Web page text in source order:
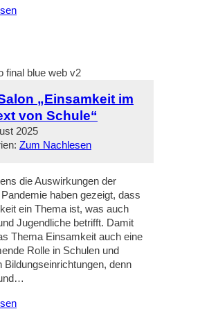
„Einsamkeit im
von Schule“
2025
Zum Nachlesen
die Auswirkungen der
haben gezeigt, dass
ein Thema ist, was auch
Jugendliche betrifft. Damit
Thema Einsamkeit auch eine
Rolle in Schulen und
Bildungseinrichtungen, denn